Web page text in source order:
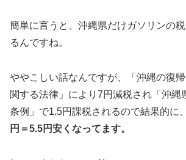
簡単に言うと、沖縄県だけガソリンの
るんですね。
ややこしい話なんですが、「沖縄の復
関する法律」により7円減税され「沖縄
条例」で1.5円課税されるので結果的に、
円＝5.5円安くなってます。